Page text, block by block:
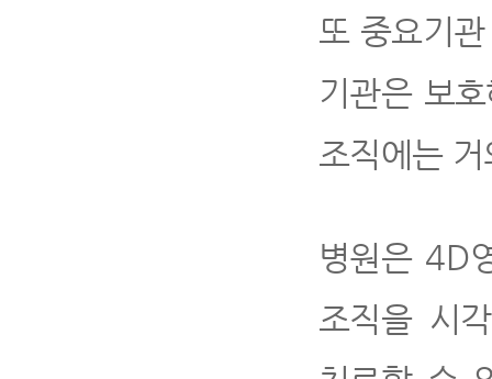
또 중요기
기관은 보
조직에는
병원은 4D
조직을 시